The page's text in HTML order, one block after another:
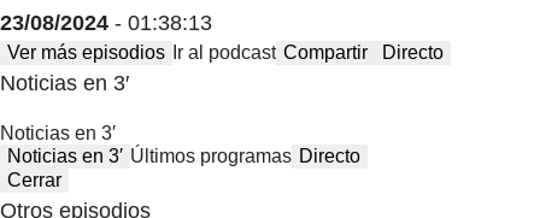
23/08/2024 - 01:38:13
Ver más episodios Ir al podcast Compartir Directo
Noticias en 3′
Noticias en 3′
Noticias en 3′ Últimos programas Directo
Cerrar
Otros episodios